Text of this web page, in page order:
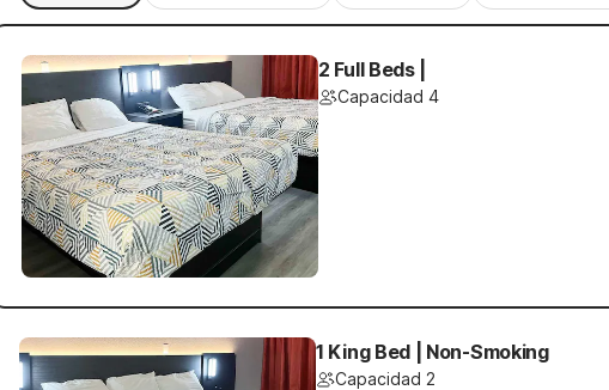
2 Full Beds |
Capacidad 4
1 King Bed | Non-Smoking
Capacidad 2